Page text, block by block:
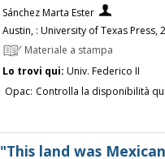
Sánchez Marta Ester
Austin, : University of Texas Press,
Materiale a stampa
Lo trovi qui: Univ. Federico II
Opac: Controlla la disponibilità
"This land was